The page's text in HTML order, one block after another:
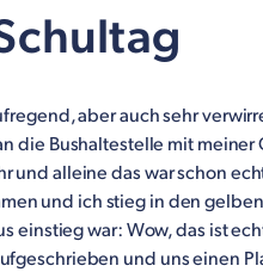
aber auch sehr
die Bushaltestelle mit meiner
und alleine das war schon
und ich stieg in den
einstieg war: Wow, das ist
und uns einen